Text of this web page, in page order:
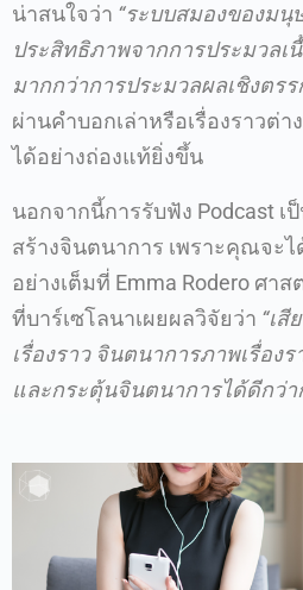
น่าสนใจว่า “ระบบสมองของมนุ
ประสิทธิภาพจากการประมวลเ
มากกว่าการประมวลผลเชิงตรร
ผ่านคำบอกเล่าหรือเรื่องราวต่
ได้อย่างถ่องแท้ยิ่งขึ้น
นอกจากนี้การรับฟัง Podcast เ
สร้างจินตนาการ เพราะคุณจะ
อย่างเต็มที่ Emma Rodero ศา
ที่บาร์เซโลนาเผยผลวิจัยว่า “เสี
เรื่องราว จินตนาการภาพเรื่อง
และกระตุ้นจินตนาการได้ดีกว่า